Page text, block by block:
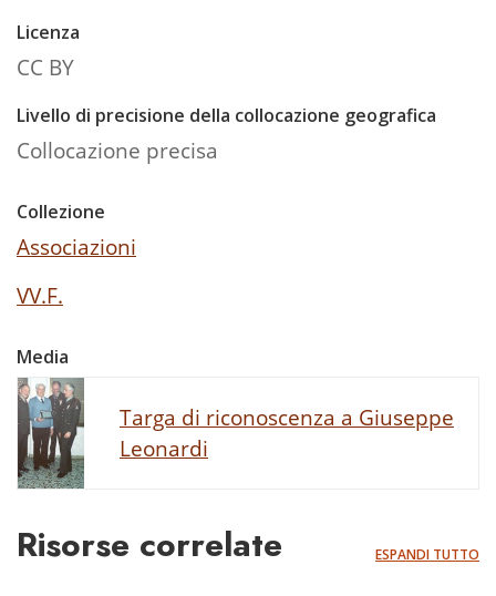
Licenza
CC BY
Livello di precisione della collocazione geografica
Collocazione precisa
Collezione
Associazioni
VV.F.
Media
Targa di riconoscenza a Giuseppe
Leonardi
Risorse correlate ESPANDI TUTTO